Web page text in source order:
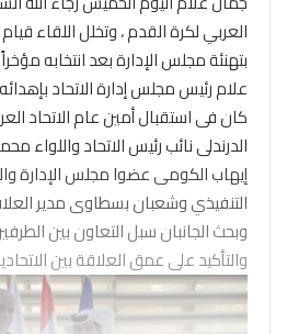
العربي لكرة القدم ، وتخلل اللقاء
بتهنئة مجلس الإدارة بعد انتخابه
علام رئيس مجلس إدارة الاتحاد
كان فى استقبال أمين عام الاتحاد
الدرندلى نائب رئيس الاتحاد
إيهاب الكومى عضوا مجلس الإدارة
التنفيذي وشعبان بسطاوى مدير
وبحث الجانبان سبل التعاون بين
والتأكيد على عمق العلاقة بين